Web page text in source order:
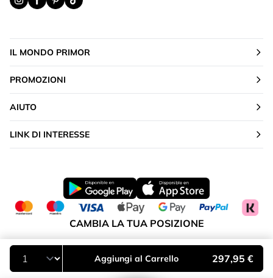
Aggiungi al Carrello 297,95 €
IL MONDO PRIMOR
PROMOZIONI
AIUTO
LINK DI INTERESSE
CAMBIA LA TUA POSIZIONE
Italia